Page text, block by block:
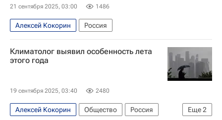
21 сентября 2025, 03:00 1486
Алексей Кокорин Россия
Климатолог выявил особенность лета
этого года
19 сентября 2025, 03:40 2480
Еще2
Алексей Кокорин Общество
Россия